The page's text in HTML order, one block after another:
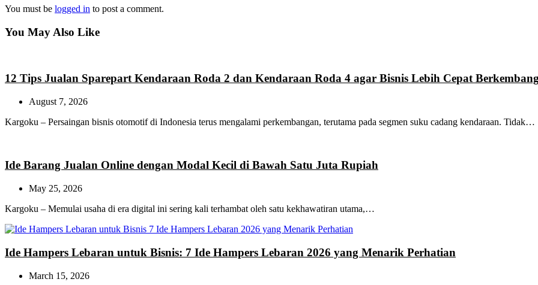
You must be logged in to post a comment.
You May Also Like
12 Tips Jualan Sparepart Kendaraan Roda 2 dan Kendaraan Roda 4 agar Bisnis Lebih Cepat Berkembang
August 7, 2026
Kargoku – Persaingan bisnis otomotif di Indonesia terus mengalami perkembangan, terutama pada segmen suku cadang kendaraan. Tidak…
Ide Barang Jualan Online dengan Modal Kecil di Bawah Satu Juta Rupiah
May 25, 2026
Kargoku – Memulai usaha di era digital ini sering kali terhambat oleh satu kekhawatiran utama,…
Ide Hampers Lebaran untuk Bisnis: 7 Ide Hampers Lebaran 2026 yang Menarik Perhatian
March 15, 2026